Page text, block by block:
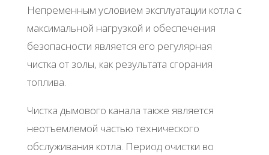
Непременным условием эксплуатации котла с
максимальной нагрузкой и обеспечения
безопасности является его регулярная
чистка от золы, как результата сгорания
топлива.
Чистка дымового канала также является
неотъемлемой частью технического
обслуживания котла. Период очистки во